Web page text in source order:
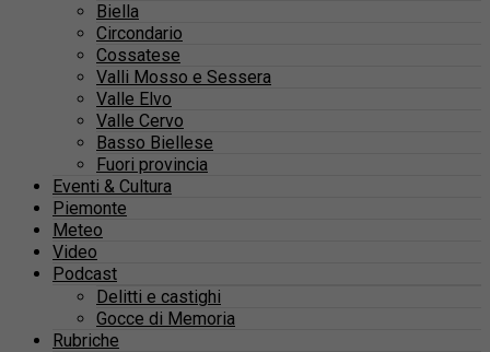
Biella
Circondario
Cossatese
Valli Mosso e Sessera
Valle Elvo
Valle Cervo
Basso Biellese
Fuori provincia
Eventi & Cultura
Piemonte
Meteo
Video
Podcast
Delitti e castighi
Gocce di Memoria
Rubriche